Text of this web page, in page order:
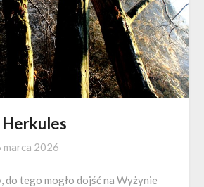
Herkules
marca 2026
do tego mogło dojść na Wyżynie